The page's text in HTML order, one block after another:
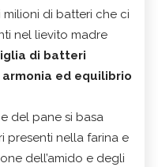
di batteri che ci
nel lievito madre
di batteri
ed equilibrio
del pane si basa
presenti nella farina e
dell’amido e degli